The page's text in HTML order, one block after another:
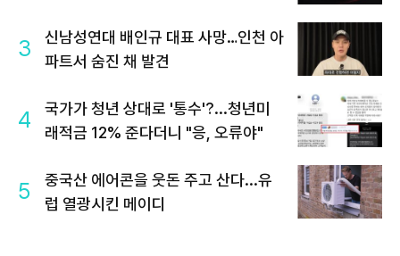
3
신남성연대 배인규 대표 사망…인천 아
파트서 숨진 채 발견
4
국가가 청년 상대로 '통수'?...청년미
래적금 12% 준다더니 "응, 오류야"
5
중국산 에어콘을 웃돈 주고 산다...유
럽 열광시킨 메이디